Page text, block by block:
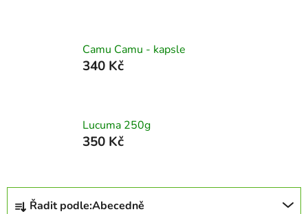
Camu Camu - kapsle
340 Kč
Lucuma 250g
350 Kč
Ř
Řadit podle:Abecedně